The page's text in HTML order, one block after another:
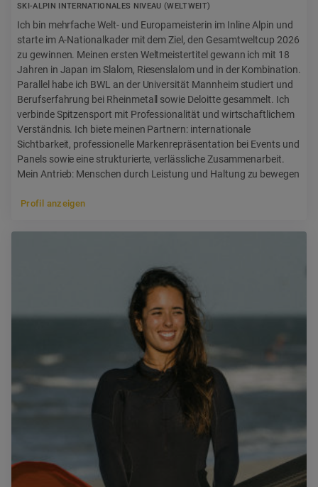
SKI-ALPIN INTERNATIONALES NIVEAU (WELTWEIT)
Ich bin mehrfache Welt- und Europameisterin im Inline Alpin und
starte im A-Nationalkader mit dem Ziel, den Gesamtweltcup 2026
zu gewinnen. Meinen ersten Weltmeistertitel gewann ich mit 18
Jahren in Japan im Slalom, Riesenslalom und in der Kombination.
Parallel habe ich BWL an der Universität Mannheim studiert und
Berufserfahrung bei Rheinmetall sowie Deloitte gesammelt. Ich
verbinde Spitzensport mit Professionalität und wirtschaftlichem
Verständnis. Ich biete meinen Partnern: internationale
Sichtbarkeit, professionelle Markenrepräsentation bei Events und
Panels sowie eine strukturierte, verlässliche Zusammenarbeit.
Mein Antrieb: Menschen durch Leistung und Haltung zu bewegen
Profil anzeigen